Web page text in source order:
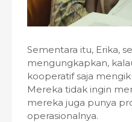
Sementara itu, Erika,
mengungkapkan,
kooperatif saja
Mereka tidak ingin
mereka juga punya
operasionalnya.